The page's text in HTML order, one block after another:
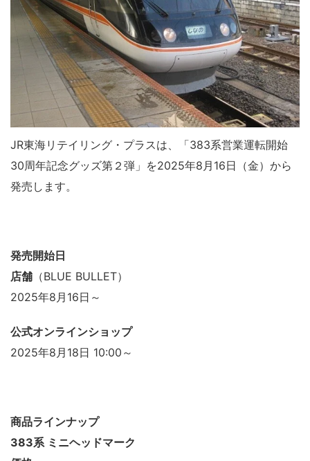
JR東海リテイリング・プラスは、「383系営業運転開始
30周年記念グッズ第２弾」を2025年8月16日（金）から
発売します。
発売開始日
店舗 （BLUE BULLET）
2025年8月16日～
公式オンラインショップ
2025年8月18日 10:00～
商品ラインナップ
383系 ミニヘッドマーク